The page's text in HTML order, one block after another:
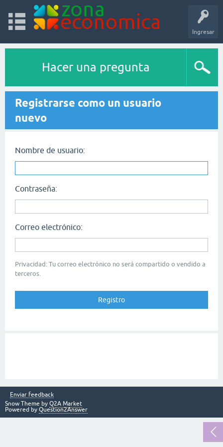
Ingresar
Hacer una pregunta
Registrarse como un usuario
nuevo
Nombre de usuario:
Contraseña:
Correo electrónico:
Privacidad: Tu correo electrónico no será compartido o vendido a
terceros.
Enviar feedback
Snow Theme by Q2A Market
Powered by Question2Answer